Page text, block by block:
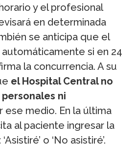
y el profesional
en determinada
se anticipa que el
si en 24
la concurrencia. A su
el Hospital Central no
ni
ese medio. En la última
al paciente ingresar la
o ‘No asistiré’.